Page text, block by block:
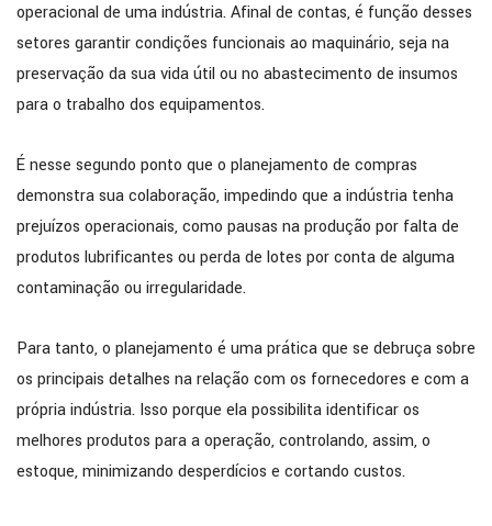
operacional de uma indústria. Afinal de contas, é função desses
setores garantir condições funcionais ao maquinário, seja na
preservação da sua vida útil ou no abastecimento de insumos
para o trabalho dos equipamentos.
É nesse segundo ponto que o planejamento de compras
demonstra sua colaboração, impedindo que a indústria tenha
prejuízos operacionais, como pausas na produção por falta de
produtos lubrificantes ou perda de lotes por conta de alguma
contaminação ou irregularidade.
Para tanto, o planejamento é uma prática que se debruça sobre
os principais detalhes na relação com os fornecedores e com a
própria indústria. Isso porque ela possibilita identificar os
melhores produtos para a operação, controlando, assim, o
estoque, minimizando desperdícios e cortando custos.